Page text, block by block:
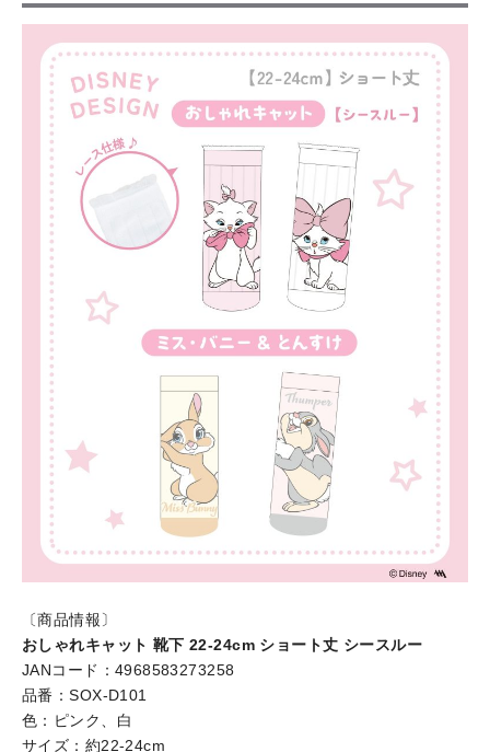
〔商品情報〕
おしゃれキャット 靴下 22-24cm ショート丈 シースルー
JANコード：4968583273258
品番：SOX-D101
色：ピンク、白
サイズ：約22-24cm